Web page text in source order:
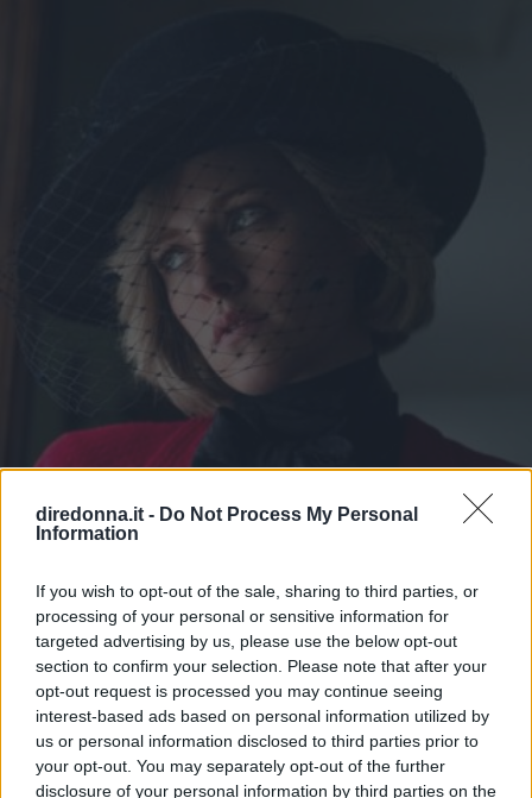
diredonna.it - Do Not Process My Personal
Information
If you wish to opt-out of the sale, sharing to third parties, or
processing of your personal or sensitive information for
targeted advertising by us, please use the below opt-out
section to confirm your selection. Please note that after your
opt-out request is processed you may continue seeing
interest-based ads based on personal information utilized by
us or personal information disclosed to third parties prior to
your opt-out. You may separately opt-out of the further
disclosure of your personal information by third parties on the
CINEMA
Spencer, il film su Lady D in
anteprima a Venezia 78?
Secondo Variety la pellicola biografica sulla principessa
triste sarà presentata in anteprima mondiale a Venezia 78.
EMMA PIETRAROSA